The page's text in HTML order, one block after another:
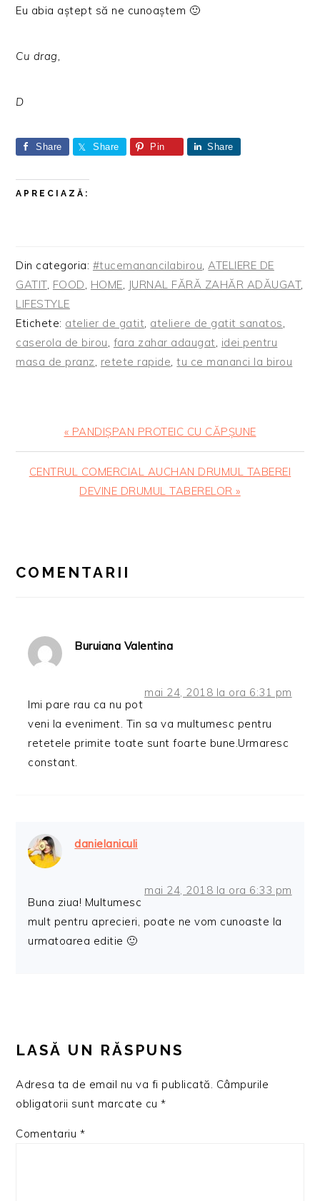
Eu abia aștept să ne cunoaștem 🙂
Cu drag,
D
Share Share Pin Share
APRECIAZĂ:
Din categoria: #tucemanancilabirou ATELIERE DE
GATIT, FOOD HOME JURNAL FĂRĂ ZAHĂR ADĂUGAT,
LIFESTYLE
Etichete: atelier de gatit ateliere de gatit sanatos
caserola de birou fara zahar adaugat idei pentru
masa de pranz retete rapide ,tu ce mananci la birou
Articol
anterior:
« PANDIȘPAN PROTEIC CU CĂPȘUNE
Articolul
CENTRUL COMERCIAL AUCHAN DRUMUL TABEREI
DEVINE DRUMUL TABERELOR »
INTERACTIONS
COMENTARII
Buruiana Valentina
mai 24, 2018 la ora 6:31 pm
Imi pare rau ca nu pot
veni la eveniment. Tin sa va multumesc pentru
retetele primite toate sunt foarte bune.Urmaresc
constant.
danielaniculi
mai 24, 2018 la ora 6:33 pm
Buna ziua! Multumesc
mult pentru aprecieri, poate ne vom cunoaste la
urmatoarea editie 🙂
LASĂ UN RĂSPUNS
Adresa ta de email nu va fi publicată. Câmpurile
obligatorii sunt marcate cu*
Comentariu *